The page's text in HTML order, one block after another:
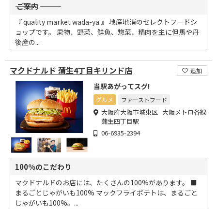
――― ご案内 ―――
『 quality market wada-ya 』 地産地消のセレクトフードシ
ョップです。 果物、野菜、鮮魚、惣菜、精肉を主に但馬や丹
後産の...
マクドナルド 蒲生4丁目キリンド店 追加
当駅あがってスグ!
グルメ ファーストフード
大阪府大阪市城東区 大阪メトロ各線
蒲生四丁目駅
06-6935-2394
100％のこだわり
マクドナルドのお店には、たくさんの100%があります。 ■
まるごとじゃがいも100% マックフライポテトは、まるごと
じゃがいも100%。...